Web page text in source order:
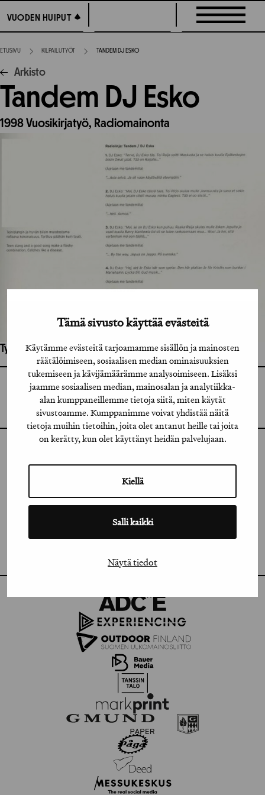
Tämä sivusto käyttää evästeitä
Käytämme evästeitä tarjoamamme sisällön ja mainosten
räätälöimiseen, sosiaalisen median ominaisuuksien
tukemiseen ja kävijämäärämme analysoimiseen. Lisäksi
jaamme sosiaalisen median, mainosalan ja analytiikka-
alan kumppaneillemme tietoja siitä, miten käytät
sivustoamme. Kumppanimme voivat yhdistää näitä
tietoja muihin tietoihin, joita olet antanut heille tai joita
on kerätty, kun olet käyttänyt heidän palvelujaan.
Kiellä
Salli kaikki
Näytä tiedot
suoraan
sisältöön
VUODEN HUIPUT
VUODEN HUIPUT
ETUSIVU KILPAILUTYÖT TANDEM DJ ESKO
Arkisto
Tandem DJ Esko
1998Vuosikirjatyö, Radiomainonta
Työhön osallistuneet henkilöt / tahot:
GRAFIA RY
GRAFIA(AT)GRAFIA.FI
UUDENMAANKATU 11 B 9,
00120 HELSINKI
LINKEDIN
FACEBOOK
VIMEO